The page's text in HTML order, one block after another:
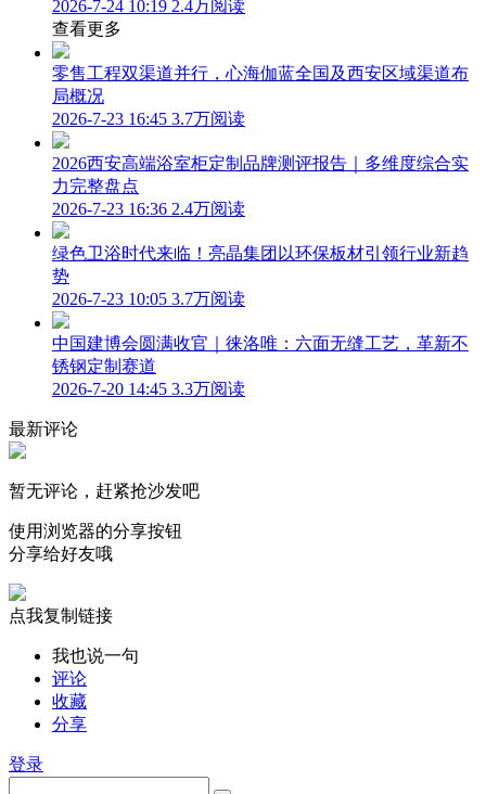
2026-7-24 10:19 2.4万阅读
查看更多
零售工程双渠道并行，心海伽蓝全国及西安区域渠道布
局概况
2026-7-23 16:45 3.7万阅读
2026西安高端浴室柜定制品牌测评报告｜多维度综合实
力完整盘点
2026-7-23 16:36 2.4万阅读
绿色卫浴时代来临！亮晶集团以环保板材引领行业新趋
势
2026-7-23 10:05 3.7万阅读
中国建博会圆满收官｜徕洛唯：六面无缝工艺，革新不
锈钢定制赛道
2026-7-20 14:45 3.3万阅读
最新评论
暂无评论，赶紧抢沙发吧
使用浏览器的分享按钮
分享给好友哦
点我复制链接
我也说一句
评论
收藏
分享
登录